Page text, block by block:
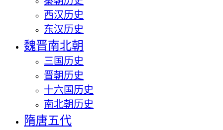
西汉历史
东汉历史
魏晋南北朝
三国历史
晋朝历史
十六国历史
南北朝历史
隋唐五代